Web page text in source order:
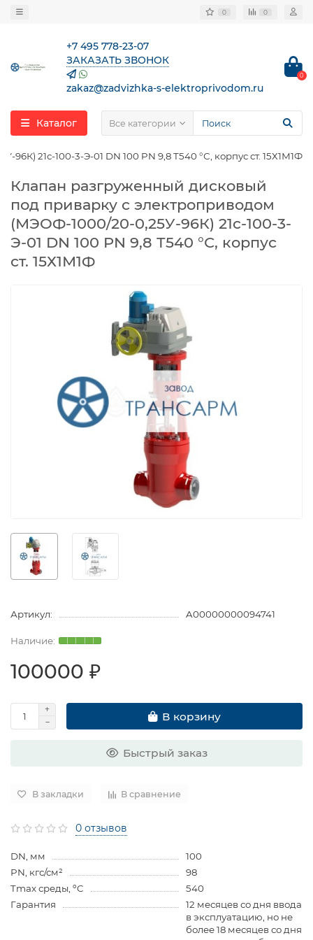
0 0
+7 495 778-23-07
ЗАКАЗАТЬ ЗВОНОК
zakaz@zadvizhka-s-elektroprivodom.ru
0
Каталог Все категории
21с-100-3-Э-01 DN 100 PN 9,8 Т540 °С, корпус ст. 15Х1М1Ф
Клапан разгруженный дисковый
под приварку с электроприводом
(МЭОФ-1000/20-0,25У-96К) 21с-100-3-
Э-01 DN 100 PN 9,8 Т540 °С, корпус
ст. 15Х1М1Ф
Артикул: A00000000094741
100000 ₽
В корзину
Быстрый заказ
В закладки В сравнение
0 отзывов
DN, мм
100
PN, кгс/см²
98
Tmax среды, ºC
540
Гарантия
12 месяцев со дня ввода
в эксплуатацию, но не
более 18 месяцев со дня